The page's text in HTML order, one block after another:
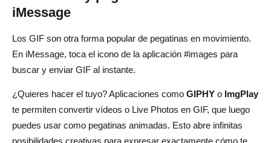
iMessage
Los GIF son otra forma popular de pegatinas en movimiento.
En iMessage, toca el icono de la aplicación #images para
buscar y enviar GIF al instante.
¿Quieres hacer el tuyo? Aplicaciones como GIPHY o ImgPlay
te permiten convertir vídeos o Live Photos en GIF, que luego
puedes usar como pegatinas animadas. Esto abre infinitas
posibilidades creativas para expresar exactamente cómo te